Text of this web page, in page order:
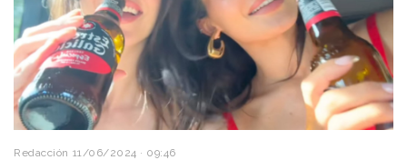
Redacción 11/06/2024 · 09:46